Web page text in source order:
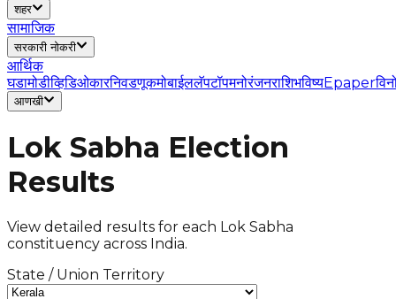
शहर
सामाजिक
सरकारी नोकरी
आर्थिक
घडामोडीव्हिडिओकारनिवडणूकमोबाईललॅपटॉपमनोरंजनराशिभविष्यEpaper
आणखी
Lok Sabha Election
Results
View detailed results for each Lok Sabha
constituency across India.
State / Union Territory